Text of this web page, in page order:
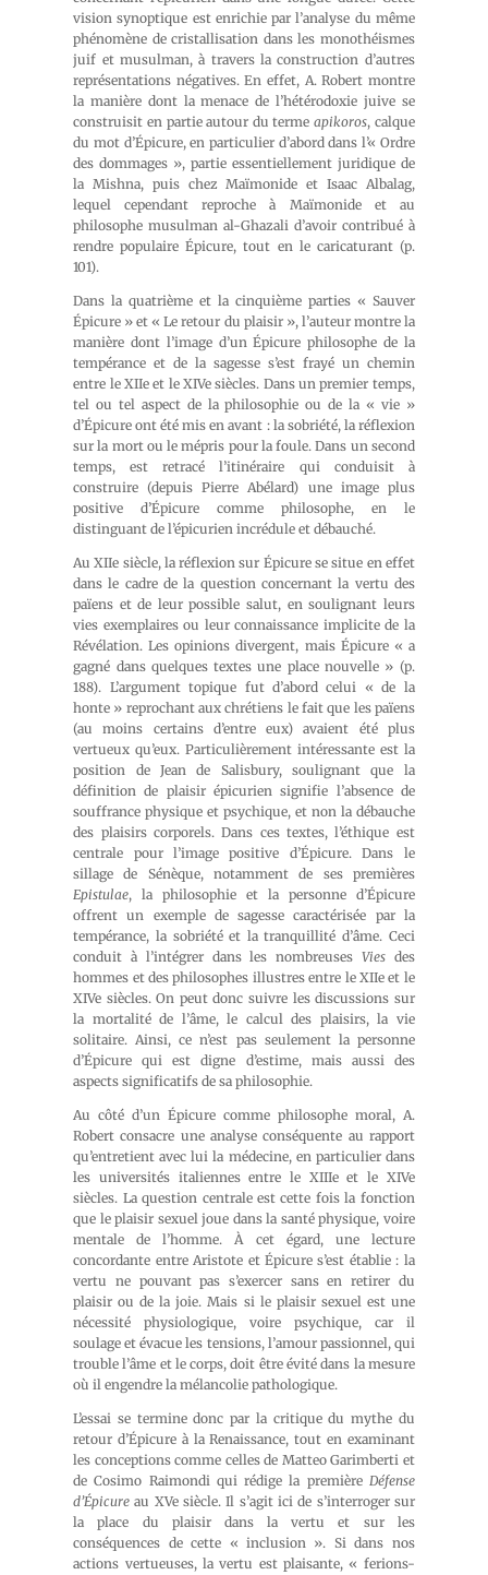
vision synoptique est enrichie par l’analyse du même
phénomène de cristallisation dans les monothéismes
juif et musulman, à travers la construction d’autres
représentations négatives. En effet, A. Robert montre
la manière dont la menace de l’hétérodoxie juive se
construisit en partie autour du termeapikoros, calque
du mot d’Épicure, en particulier d’abord dans l’« Ordre
des dommages », partie essentiellement juridique de
la Mishna, puis chez Maïmonide et Isaac Albalag,
lequel cependant reproche à Maïmonide et au
philosophe musulman al-Ghazali d’avoir contribué à
rendre populaire Épicure, tout en le caricaturant (p.
101).
Dans la quatrième et la cinquième parties « Sauver
Épicure » et « Le retour du plaisir », l’auteur montre la
manière dont l’image d’un Épicure philosophe de la
tempérance et de la sagesse s’est frayé un chemin
entre le XIIe et le XIVe siècles. Dans un premier temps,
tel ou tel aspect de la philosophie ou de la « vie »
d’Épicure ont été mis en avant : la sobriété, la réflexion
sur la mort ou le mépris pour la foule. Dans un second
temps, est retracé l’itinéraire qui conduisit à
construire (depuis Pierre Abélard) une image plus
positive d’Épicure comme philosophe, en le
distinguant de l’épicurien incrédule et débauché.
Au XIIe siècle, la réflexion sur Épicure se situe en effet
dans le cadre de la question concernant la vertu des
païens et de leur possible salut, en soulignant leurs
vies exemplaires ou leur connaissance implicite de la
Révélation. Les opinions divergent, mais Épicure « a
gagné dans quelques textes une place nouvelle » (p.
188). L’argument topique fut d’abord celui « de la
honte » reprochant aux chrétiens le fait que les païens
(au moins certains d’entre eux) avaient été plus
vertueux qu’eux. Particulièrement intéressante est la
position de Jean de Salisbury, soulignant que la
définition de plaisir épicurien signifie l’absence de
souffrance physique et psychique, et non la débauche
des plaisirs corporels. Dans ces textes, l’éthique est
centrale pour l’image positive d’Épicure. Dans le
sillage de Sénèque, notamment de ses premières
Epistulae, la philosophie et la personne d’Épicure
offrent un exemple de sagesse caractérisée par la
tempérance, la sobriété et la tranquillité d’âme. Ceci
conduit à l’intégrer dans les nombreuses Vies des
hommes et des philosophes illustres entre le XIIe et le
XIVe siècles. On peut donc suivre les discussions sur
la mortalité de l’âme, le calcul des plaisirs, la vie
solitaire. Ainsi, ce n’est pas seulement la personne
d’Épicure qui est digne d’estime, mais aussi des
aspects significatifs de sa philosophie.
Au côté d’un Épicure comme philosophe moral, A.
Robert consacre une analyse conséquente au rapport
qu’entretient avec lui la médecine, en particulier dans
les universités italiennes entre le XIIIe et le XIVe
siècles. La question centrale est cette fois la fonction
que le plaisir sexuel joue dans la santé physique, voire
mentale de l’homme. À cet égard, une lecture
concordante entre Aristote et Épicure s’est établie : la
vertu ne pouvant pas s’exercer sans en retirer du
plaisir ou de la joie. Mais si le plaisir sexuel est une
nécessité physiologique, voire psychique, car il
soulage et évacue les tensions, l’amour passionnel, qui
trouble l’âme et le corps, doit être évité dans la mesure
où il engendre la mélancolie pathologique.
L’essai se termine donc par la critique du mythe du
retour d’Épicure à la Renaissance, tout en examinant
les conceptions comme celles de Matteo Garimberti et
de Cosimo Raimondi qui rédige la première Défense
d’Épicure au XVe siècle. Il s’agit ici de s’interroger sur
la place du plaisir dans la vertu et sur les
conséquences de cette « inclusion ». Si dans nos
actions vertueuses, la vertu est plaisante, « ferions-